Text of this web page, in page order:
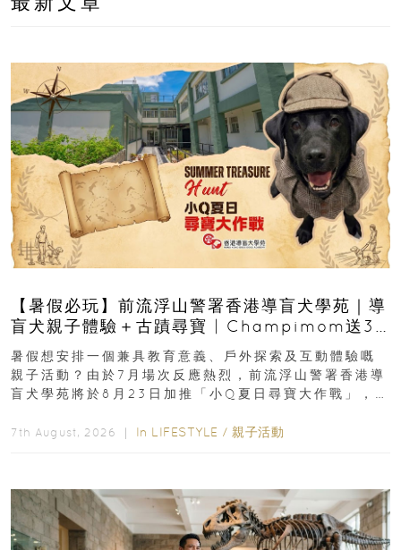
【暑假必玩】前流浮山警署香港導盲犬學苑｜導
盲犬親子體驗＋古蹟尋寶 | Champimom送3
組免費名額
暑假想安排一個兼具教育意義、戶外探索及互動體驗嘅
親子活動？由於7月場次反應熱烈，前流浮山警署香港導
盲犬學苑將於8月23日加推「小Q夏日尋寶大作戰」，家
7th August, 2026 ｜ In LIFESTYLE / 親子活動